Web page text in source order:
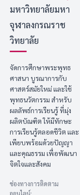
มหาวิทยาลัยมหา
จุฬาลงกรณราช
วิทยาลัย
จัดการศึกษาพระพุทธ
ศาสนา บูรณาการกับ
ศาสตร์สมัยใหม่ และใช้
พุทธนวัตกรรม สำหรับ
ผลลัพธ์การเรียนรู้ ที่มุ่ง
ผลิตบัณฑิต ให้มีทักษะ
การเรียนรู้ตลอดชีวิต และ
เพียบพร้อมด้วยปัญญา
และคุณธรรม เพื่อพัฒนา
จิตใจและสังคม
ช่องทางการติดตาม